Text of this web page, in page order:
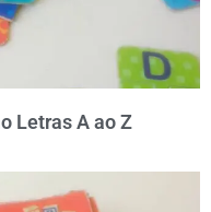
Letras A ao Z